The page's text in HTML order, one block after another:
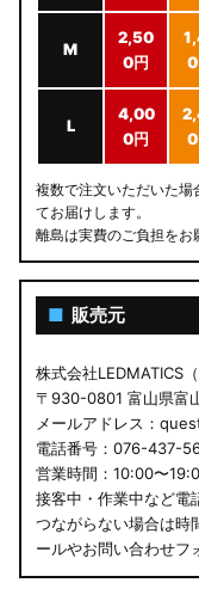
M
2,50
0円
0
L
4,00
0円
0
複数で注文いただいた場
てお届けします。
離島は実費のご負担をお
■ 販売元
株式会社LEDMATICS
〒930-0801 富山県富
メールアドレス：
電話番号：076-437-
営業時間：10:00〜
接客中・作業中など電
つながらない場合は時
ールやお問い合わせフ